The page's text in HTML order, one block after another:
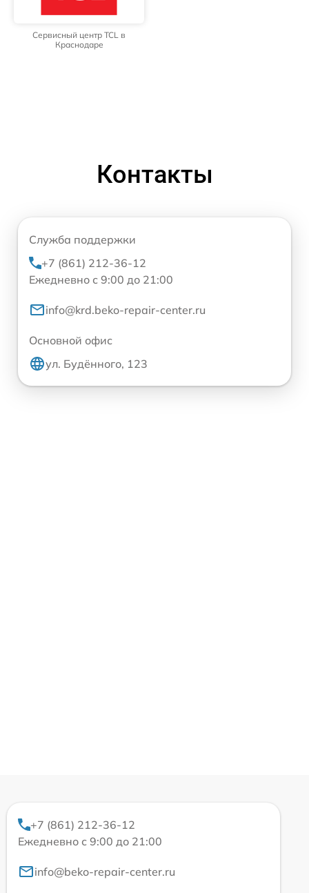
Сервисный центр TCL в
Краснодаре
Контакты
Служба поддержки
+7 (861) 212-36-12
Ежедневно с 9:00 до 21:00
info@krd.beko-repair-center.ru
Основной офис
ул. Будённого, 123
+7 (861) 212-36-12
Ежедневно с 9:00 до 21:00
info@beko-repair-center.ru